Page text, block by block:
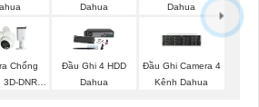
Dahua
Dahua
Chống
3D-DNR
Đầu Ghi 4 HDD
Dahua
Đầu Ghi Camera 4
Kênh Dahua